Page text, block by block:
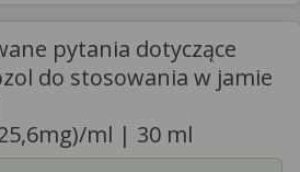
pytania dotyczące
do stosowania w jamie
ml | 30 ml